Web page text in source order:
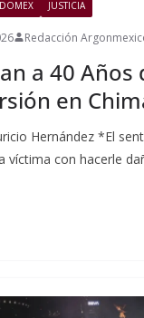
JUSTICIA
Redacción
a 40 Años
en
Hernández *El
víctima con hacerle